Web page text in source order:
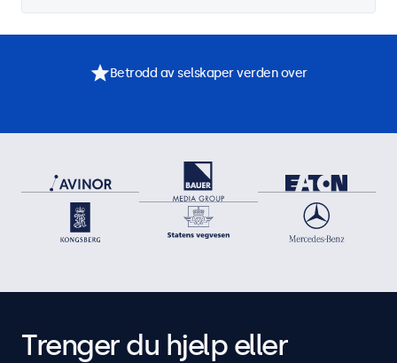
Betrodd av selskaper verden over
Trenger du hjelp eller